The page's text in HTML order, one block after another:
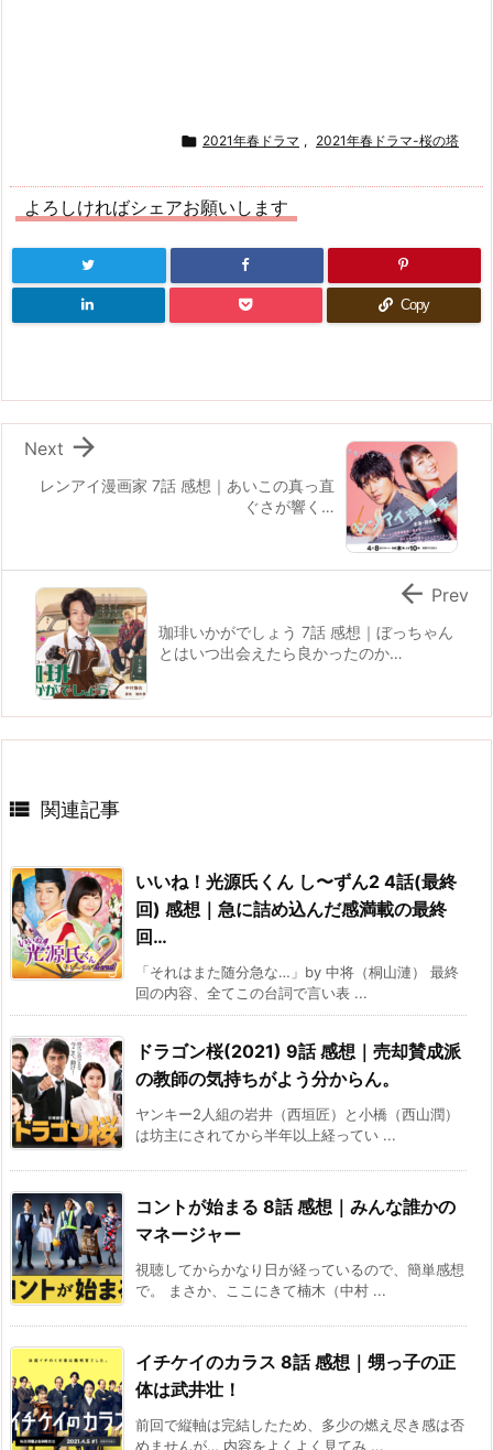
 2021年春ドラマ , 2021年春ドラマ-桜の塔
よろしければシェアお願いします
Copy
レンアイ漫画家 7話 感想｜あいこの真っ直
ぐさが響く…

Next
珈琲いかがでしょう 7話 感想｜ぼっちゃん
とはいつ出会えたら良かったのか…
 Prev
 関連記事
いいね！光源氏くん し〜ずん2 4話(最終
回) 感想｜急に詰め込んだ感満載の最終
回…
「それはまた随分急な…」by 中将（桐山漣） 最終
回の内容、全てこの台詞で言い表 ...
ドラゴン桜(2021) 9話 感想｜売却賛成派
の教師の気持ちがよう分からん。
ヤンキー2人組の岩井（西垣匠）と小橋（西山潤）
は坊主にされてから半年以上経ってい ...
コントが始まる 8話 感想｜みんな誰かの
マネージャー
視聴してからかなり日が経っているので、簡単感想
で。 まさか、ここにきて楠木（中村 ...
イチケイのカラス 8話 感想｜甥っ子の正
体は武井壮！
前回で縦軸は完結したため、多少の燃え尽き感は否
めませんが… 内容をよくよく見てみ ...